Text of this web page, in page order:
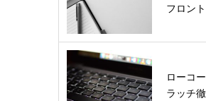
フロン
ローコ
ラッチ